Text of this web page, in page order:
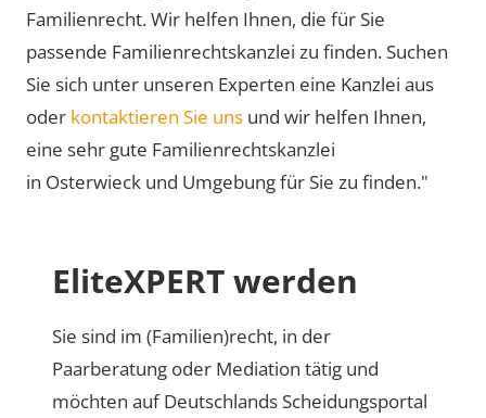
Familienrecht. Wir helfen Ihnen, die für Sie
passende Familienrechtskanzlei zu finden. Suchen
Sie sich unter unseren Experten eine Kanzlei aus
oder kontaktieren Sie uns und wir helfen Ihnen,
eine sehr gute Familienrechtskanzlei
in Osterwieck und Umgebung für Sie zu finden."
EliteXPERT werden
Sie sind im (Familien)recht, in der
Paarberatung oder Mediation tätig und
möchten auf Deutschlands Scheidungsportal